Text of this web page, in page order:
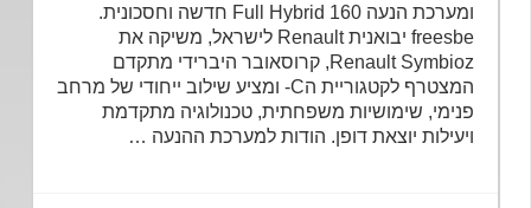
ומערכת הנעה Full Hybrid 160 חדשה וחסכונית.
freesbe יבואנית Renault לישראל, משיקה את
Renault Symbioz, קרוסאובר היברידי מתקדם
המצטרף לקטגוריית הC- ומציע שילוב ייחודי של מרחב
פנימי, שימושיות משפחתית, טכנולוגיה מתקדמת
ויעילות יוצאת דופן. הודות למערכת ההנעה …